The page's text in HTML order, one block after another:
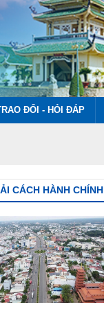
ĐỔI - HỎI ĐÁP
CÁCH HÀNH CHÍNH